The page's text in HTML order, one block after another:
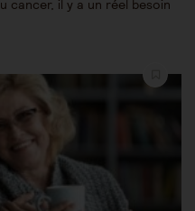
cancer, il y a un réel besoin